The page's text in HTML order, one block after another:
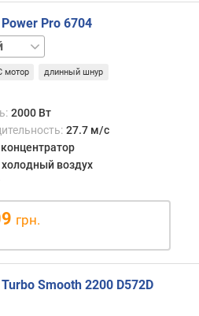
Pro 6704
мотор длинный шнур
2000 Вт
27.7 м/с
концентратор
холодный воздух
грн.
Smooth 2200 D572D